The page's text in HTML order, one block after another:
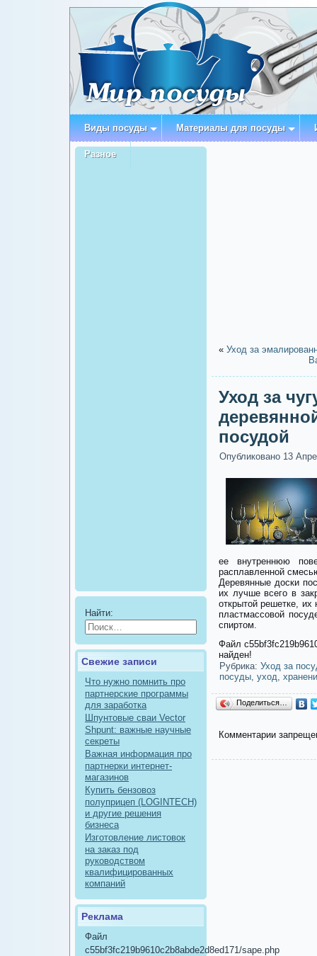
Виды посуды Материалы для посуды
Разное
Найти:
Свежие записи
Что нужно помнить про
партнерские программы
для заработка
Шпунтовые сваи Vector
Shpunt: важные научные
секреты
Важная информация про
партнерки интернет-
магазинов
Купить бензовоз
полуприцеп (LOGINTECH)
и другие решения
бизнеса
Изготовление листовок
на заказ под
руководством
квалифицированных
компаний
Реклама
Файл
c55bf3fc219b9610c2b8abde2d8ed171/sape.php
« Уход за
Уход за
посудой
Опубликовано 13
ее внутреннюю
расплавленной
Деревянные доски
их лучше всего в
открытой решетке,
пластмассовой
спиртом.
Файл
найден!
Рубрика: Уход за
посуды, уход,
Поделиться…
Комментарии